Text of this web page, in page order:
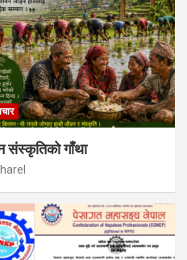
संस्कृतिको गाँथा